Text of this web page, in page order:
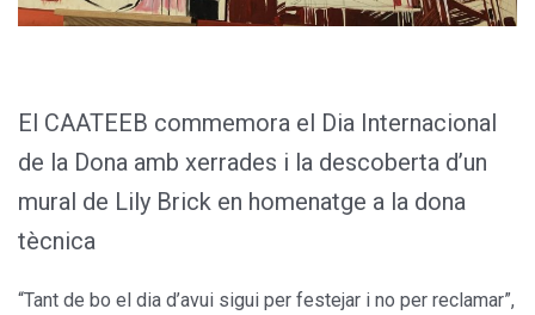
El CAATEEB commemora el Dia Internacional
de la Dona amb xerrades i la descoberta d’un
mural de Lily Brick en homenatge a la dona
tècnica
“Tant de bo el dia d’avui sigui per festejar i no per reclamar”,